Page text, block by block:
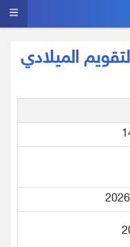
الميلادي